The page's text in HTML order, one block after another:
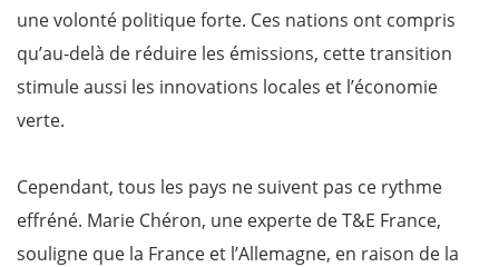
une volonté politique forte. Ces nations ont compris
qu’au-delà de réduire les émissions, cette transition
stimule aussi les innovations locales et l’économie
verte.
Cependant, tous les pays ne suivent pas ce rythme
effréné. Marie Chéron, une experte de T&E France,
souligne que la France et l’Allemagne, en raison de la